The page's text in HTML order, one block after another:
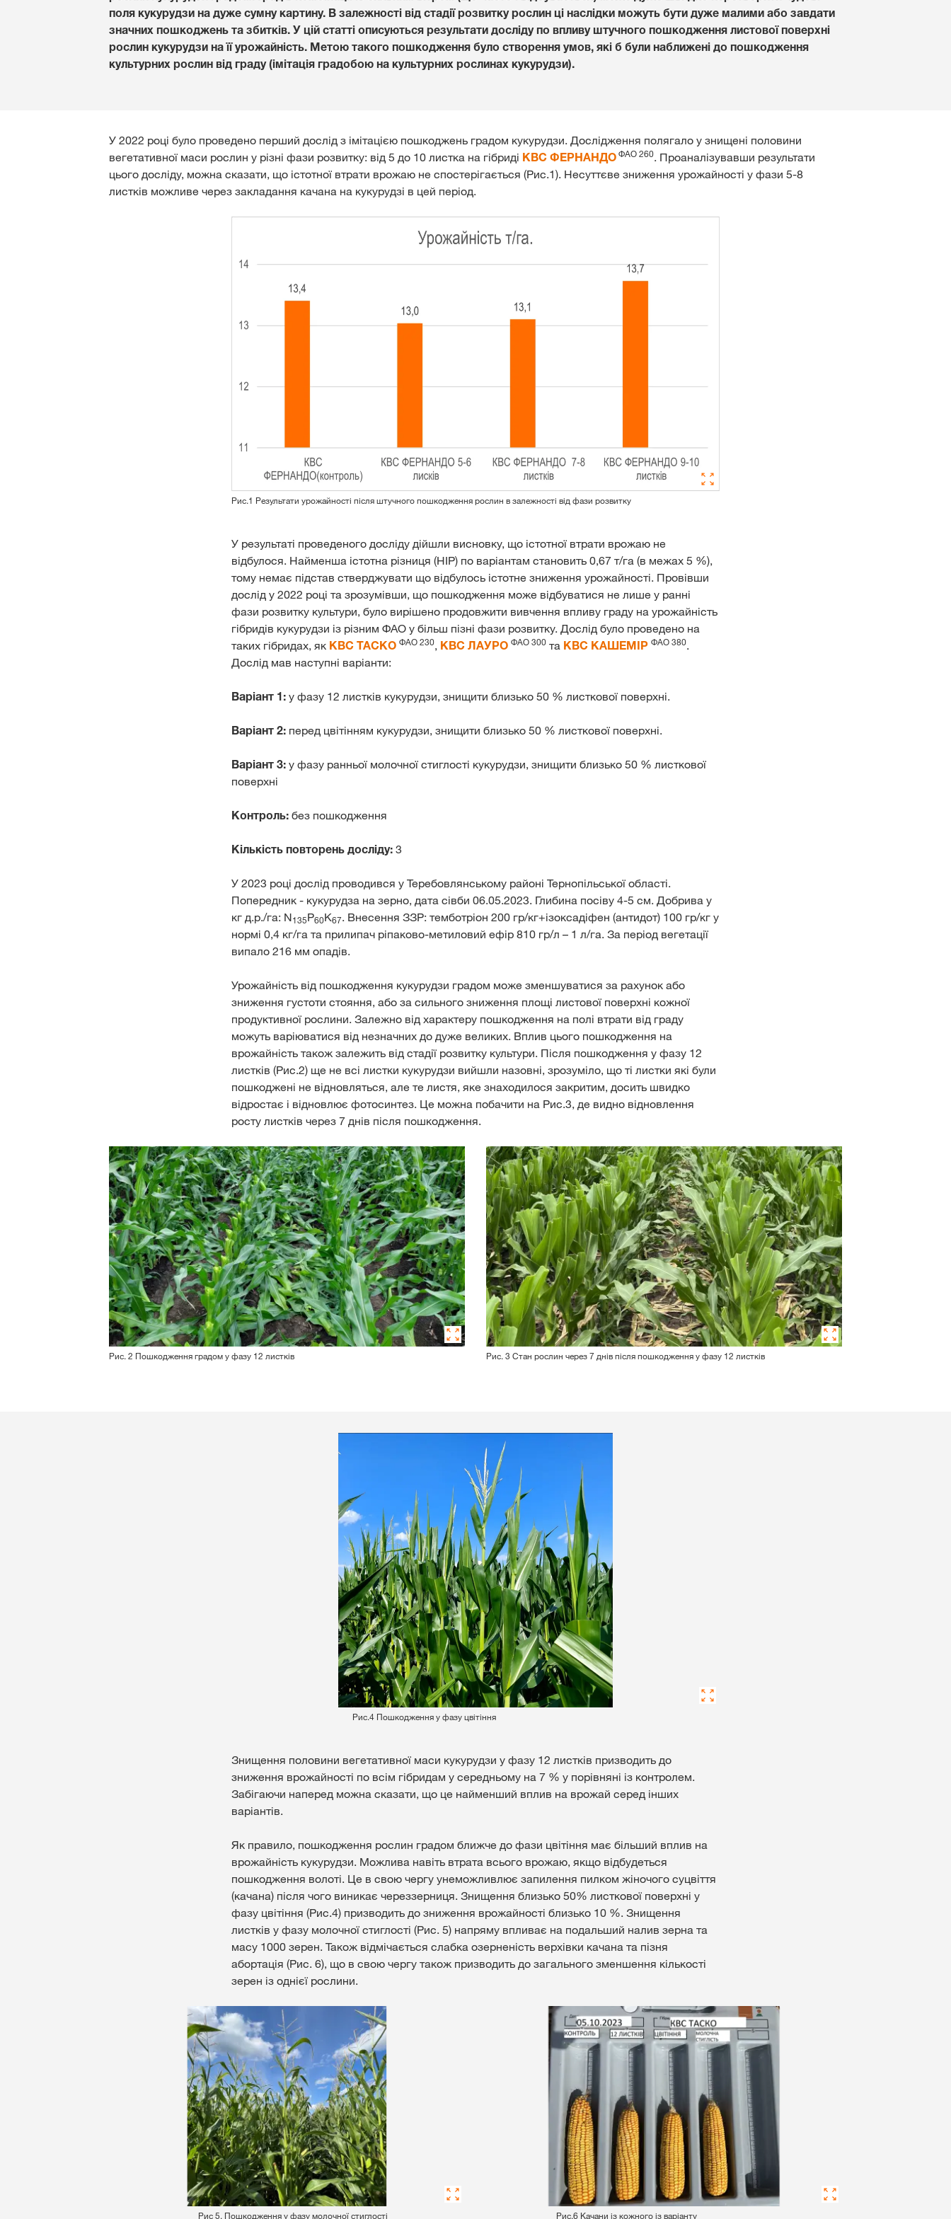
Проєкт «Прийдешнім
поколінням»
Зв'язатися з нами
Регіон Схід
Дистриб’ютори
ВХІД
ЗАРЕЄСТРУВАТИСЯ
kws.com/corp
поля кукурудзи на дуже сумну картину. В залежності від стадії розвитку рослин ці наслідки можуть бути дуже малими або завдати
значних пошкоджень та збитків. У цій статті описуються результати досліду по впливу штучного пошкодження листової поверхні
рослин кукурудзи на її урожайність. Метою такого пошкодження було створення умов, які б були наближені до пошкодження
культурних рослин від граду (імітація градобою на культурних рослинах кукурудзи).
У 2022 році було проведено перший дослід з імітацією пошкоджень градом кукурудзи. Дослідження полягало у знищені половини
вегетативної маси рослин у різні фази розвитку: від 5 до 10 листка на гібриді КВС ФЕРНАНДОФАО 260. Проаналізувавши результати
цього досліду, можна сказати, що істотної втрати врожаю не спостерігається (Рис.1). Несуттєве зниження урожайності у фази 5-8
листків можливе через закладання качана на кукурудзі в цей період.
Рис.1 Результати урожайності після штучного пошкодження рослин в залежності від фази розвитку
У результаті проведеного досліду дійшли висновку, що істотної втрати врожаю не
відбулося. Найменша істотна різниця (НІР) по варіантам становить 0,67 т/га (в межах 5 %),
тому немає підстав стверджувати що відбулось істотне зниження урожайності. Провівши
дослід у 2022 році та зрозумівши, що пошкодження може відбуватися не лише у ранні
фази розвитку культури, було вирішено продовжити вивчення впливу граду на урожайність
гібридів кукурудзи із різним ФАО у більш пізні фази розвитку. Дослід було проведено на
таких гібридах, як КВС ТАСКО ФАО230, КВС ЛАУРО ФАО 300 та КВС КАШЕМІР ФАО 380.
Дослід мав наступні варіанти:
Варіант 1: у фазу 12 листків кукурудзи, знищити близько 50 % листкової поверхні.
Варіант 2: перед цвітінням кукурудзи, знищити близько 50 % листкової поверхні.
Варіант 3: у фазу ранньої молочної стиглості кукурудзи, знищити близько 50 % листкової
поверхні
Контроль: без пошкодження
Кількість повторень досліду: 3
У 2023 році дослід проводився у Теребовлянському районі Тернопільської області.
Попередник - кукурудза на зерно, дата сівби 06.05.2023. Глибина посіву 4-5 см. Добрива у
кг д.р./га: N135P60K67. Внесення ЗЗР: темботріон 200 гр/кг+ізоксадіфен (антидот) 100 гр/кг у
нормі 0,4 кг/га та прилипач ріпаково-метиловий ефір 810 гр/л – 1 л/га. За період вегетації
випало 216 мм опадів.
Урожайність від пошкодження кукурудзи градом може зменшуватися за рахунок або
зниження густоти стояння, або за сильного зниження площі листової поверхні кожної
продуктивної рослини. Залежно від характеру пошкодження на полі втрати від граду
можуть варіюватися від незначних до дуже великих. Вплив цього пошкодження на
врожайність також залежить від стадії розвитку культури. Після пошкодження у фазу 12
листків (Рис.2) ще не всі листки кукурудзи вийшли назовні, зрозуміло, що ті листки які були
пошкоджені не відновляться, але те листя, яке знаходилося закритим, досить швидко
відростає і відновлює фотосинтез. Це можна побачити на Рис.3, де видно відновлення
росту листків через 7 днів після пошкодження.
Рис. 2 Пошкодження градом у фазу 12 листків Рис. 3 Стан рослин через 7 днів після пошкодження у фазу 12 листків
⠀⠀⠀⠀⠀⠀⠀⠀⠀⠀⠀⠀⠀⠀⠀⠀⠀⠀⠀Рис.4 Пошкодження у фазу цвітіння
Знищення половини вегетативної маси кукурудзи у фазу 12 листків призводить до
зниження врожайності по всім гібридам у середньому на 7 % у порівняні із контролем.
Забігаючи наперед можна сказати, що це найменший вплив на врожай серед інших
варіантів.
Як правило, пошкодження рослин градом ближче до фази цвітіння має більший вплив на
врожайність кукурудзи. Можлива навіть втрата всього врожаю, якщо відбудеться
пошкодження волоті. Це в свою чергу унеможливлює запилення пилком жіночого суцвіття
(качана) після чого виникає череззерниця. Знищення близько 50% листкової поверхні у
фазу цвітіння (Рис.4) призводить до зниження врожайності близько 10 %. Знищення
листків у фазу молочної стиглості (Рис. 5) напряму впливає на подальший налив зерна та
масу 1000 зерен. Також відмічається слабка озерненість верхівки качана та пізня
абортація (Рис. 6), що в свою чергу також призводить до загального зменшення кількості
зерен із однієї рослини.
⠀⠀⠀⠀⠀⠀⠀⠀⠀⠀⠀⠀⠀⠀Рис 5. Пошкодження у фазу молочної стиглості ⠀⠀⠀⠀⠀⠀⠀⠀⠀⠀⠀Рис.6 Качани із кожного із варіанту